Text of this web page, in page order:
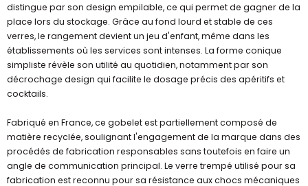
distingue par son design empilable, ce qui permet de gagner de la
place lors du stockage. Grâce au fond lourd et stable de ces
verres, le rangement devient un jeu d'enfant, même dans les
établissements où les services sont intenses. La forme conique
simpliste révèle son utilité au quotidien, notamment par son
décrochage design qui facilite le dosage précis des apéritifs et
cocktails.
Fabriqué en France, ce gobelet est partiellement composé de
matière recyclée, soulignant l'engagement de la marque dans des
procédés de fabrication responsables sans toutefois en faire un
angle de communication principal. Le verre trempé utilisé pour sa
fabrication est reconnu pour sa résistance aux chocs mécaniques